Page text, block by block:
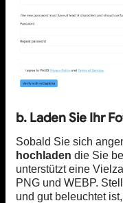
b. Laden Sie Ihr
Sobald Sie sich
hochladen die Sie
unterstützt eine
PNG und WEBP.
und gut beleuchtet